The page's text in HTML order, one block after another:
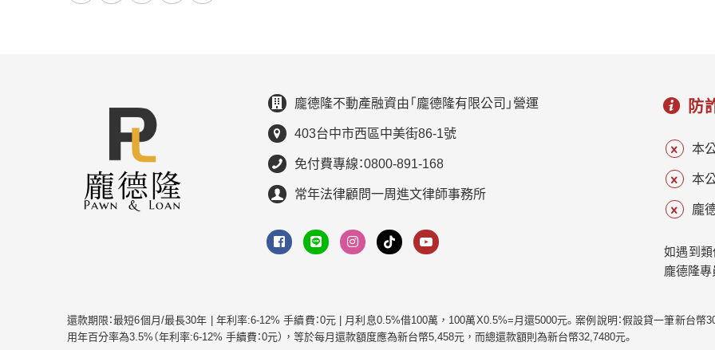
劃方式。 例如： 原本每個月要繳多筆信貸、卡債、小額借
款，月付壓力已經超出生活能力。 透過房屋價值取得資
金後，可先清償高利率債務，再把還款集中到一筆，讓
每月壓力下降，也避免因多筆帳單分散造成遲繳。 龐德
隆二胎房貸的優勢在於： 免費房屋鑑價評估 先確認房屋
是否還有可貸空間，再決定是否申辦。 不收手續費 申辦
前會清楚說明必要費用，避免還沒解決債務，就先增加
額外負擔。 不一定要求完整薪轉證明 自營商、自由工作
者、收入不穩者，也可先依房屋條件評估。 可用於債務整
透明，由專業代書協助 合約內容、貸款金額、利率、還款
方式，都會在簽約前確認。 債務整合不是單純借新還
種方式常常用於補充第一順位額度的不足，例如購買更
大的房屋、進行家庭裝修，然而準備申請時，需要小心評
估風險，因為如果無法償還欠款，將會影響原有信用紀
錄以及你的財產。 二胎房貸和增貸有什麼不同嗎？ …
龐德隆不動產融資由「龐德隆有限公司」營運
403台中市西區中美街86-1號
免付費專線：0800-891-168
常年法律顧問一周進文律師事務所
防
本
本
龐
如遇到
龐德隆專
還款期限：最短6個月/最長30年 | 年利率:6-12% 手續費：0元 | 月利息0.5%借100萬，100萬X0.5%=月還5000元。案例說明：假設貸一筆新台幣
用年百分率為3.5%（年利率:6-12% 手續費：0元），等於每月還款額度應為新台幣5,458元，而總還款額則為新台幣32,7480元。